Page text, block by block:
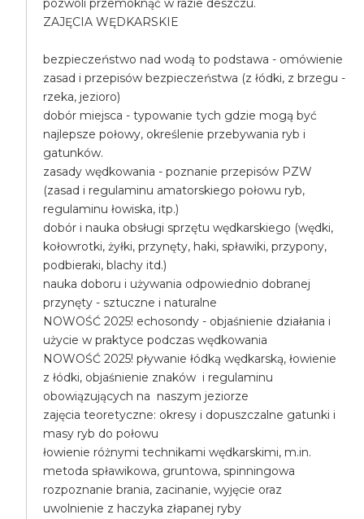
pozwoli przemoknąć w razie deszczu.
ZAJĘCIA WĘDKARSKIE
bezpieczeństwo nad wodą to podstawa - omówienie
zasad i przepisów bezpieczeństwa (z łódki, z brzegu -
rzeka, jezioro)
dobór miejsca - typowanie tych gdzie mogą być
najlepsze połowy, określenie przebywania ryb i
gatunków.
zasady wędkowania - poznanie przepisów PZW
(zasad i regulaminu amatorskiego połowu ryb,
regulaminu łowiska, itp.)
dobór i nauka obsługi sprzętu wędkarskiego (wędki,
kołowrotki, żyłki, przynęty, haki, spławiki, przypony,
podbieraki, blachy itd.)
nauka doboru i używania odpowiednio dobranej
przynęty - sztuczne i naturalne
NOWOŚĆ 2025! echosondy - objaśnienie działania i
użycie w praktyce podczas wędkowania
NOWOŚĆ 2025! pływanie łódką wędkarską, łowienie
z łódki, objaśnienie znaków i regulaminu
obowiązujących na naszym jeziorze
zajęcia teoretyczne: okresy i dopuszczalne gatunki i
masy ryb do połowu
łowienie różnymi technikami wędkarskimi, m.in.
metoda spławikowa, gruntowa, spinningowa
rozpoznanie brania, zacinanie, wyjęcie oraz
uwolnienie z haczyka złapanej ryby